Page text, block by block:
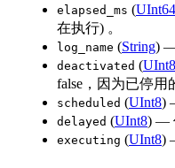
elapsed_ms (UInt64
在执行) 。
log_name (String) —
deactivated (UInt8
false，因为已停用
scheduled (UInt8)
delayed (UInt8) —
executing (UInt8)